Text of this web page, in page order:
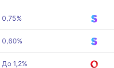
0,75%
0,60%
До 1,2%